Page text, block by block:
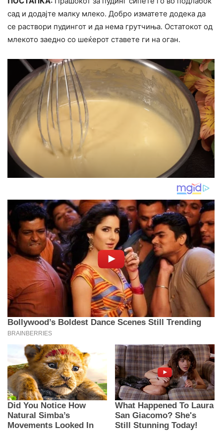
сад и додајте малку млеко. Добро изматете додека да
се раствори пудингот и да нема грутчиња. Остатокот од
млекото заедно со шеќерот ставете ги на оган.